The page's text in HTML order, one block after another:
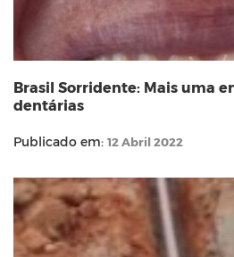
Brasil Sorridente: Mais uma
dentárias
Publicado em: 12 Abril 2022